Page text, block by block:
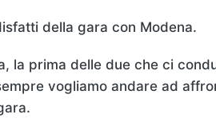
della gara con Modena.
prima delle due che ci
vogliamo andare ad